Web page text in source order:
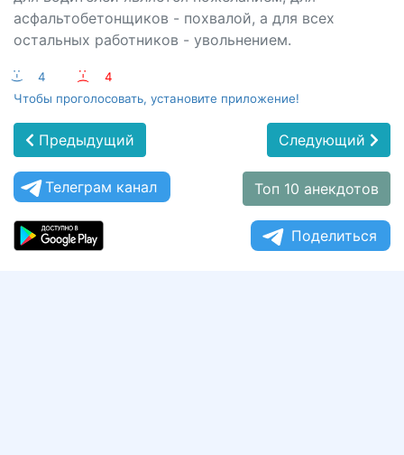
асфальтобетонщиков - похвалой, а для всех
остальных работников - увольнением.
:-) 4 :-(
4
Чтобы проголосовать, установите приложение!
Предыдущий Следующий
Телеграм канал Топ 10 анекдотов
Поделиться